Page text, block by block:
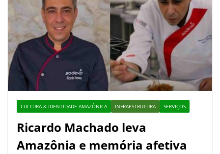
CULTURA & IDENTIDADE AMAZÔNICA INFRAESTRUTURA SERVIÇOS
Ricardo Machado leva
Amazônia e memória afetiva